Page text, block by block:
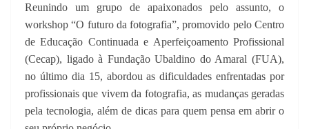
Reunindo um grupo de apaixonados pelo assunto, o
workshop “O futuro da fotografia”, promovido pelo Centro
de Educação Continuada e Aperfeiçoamento Profissional
(Cecap), ligado à Fundação Ubaldino do Amaral (FUA),
no último dia 15, abordou as dificuldades enfrentadas por
profissionais que vivem da fotografia, as mudanças geradas
pela tecnologia, além de dicas para quem pensa em abrir o